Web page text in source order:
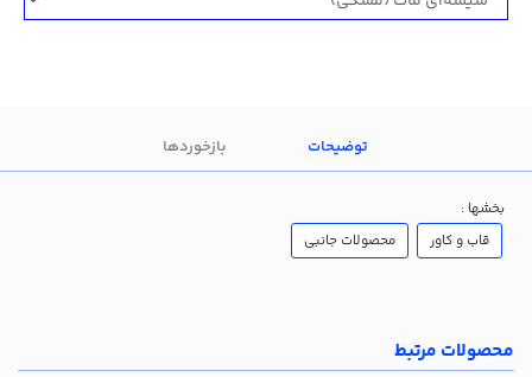
توضیحات بازخوردها
بخشها :
قاب و کاور
محصولات جانبی
محصولات مرتبط